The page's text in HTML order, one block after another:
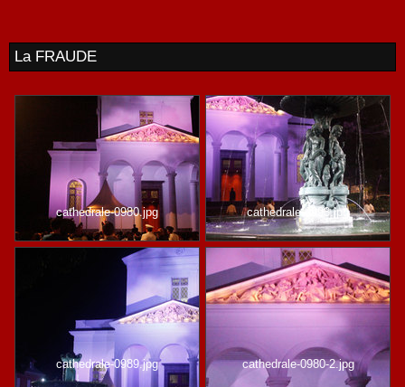
La FRAUDE
cathedrale-0980.jpg cathedrale-0993.jpg
cathedrale-0989.jpg cathedrale-0980-2.jpg